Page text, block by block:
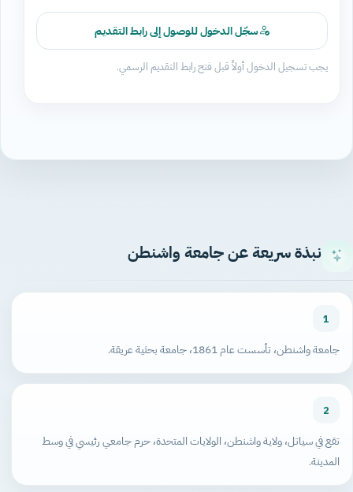
سجّل الدخول للوصول إلى رابط التقديم
يجب تسجيل الدخول أولاً قبل فتح رابط التقديم الرسمي.
نبذة سريعة عن جامعة واشنطن
1
جامعة واشنطن، تأسست عام 1861، جامعة بحثية عريقة.
2
تقع في سياتل، ولاية واشنطن، الولايات المتحدة، حرم جامعي رئيسي في وسط
المدينة.